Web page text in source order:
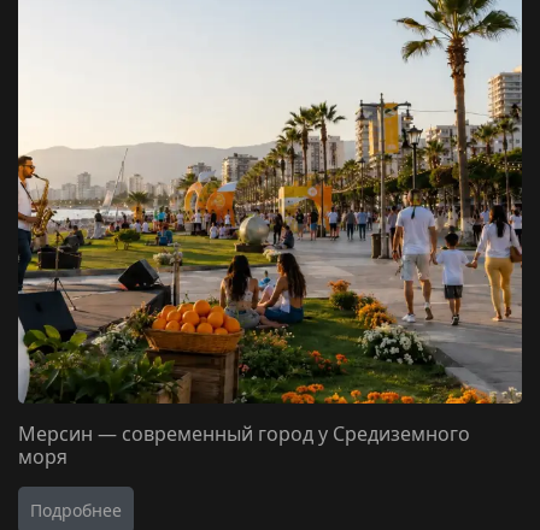
Мерсин — современный город у Средиземного
моря
Подробнее